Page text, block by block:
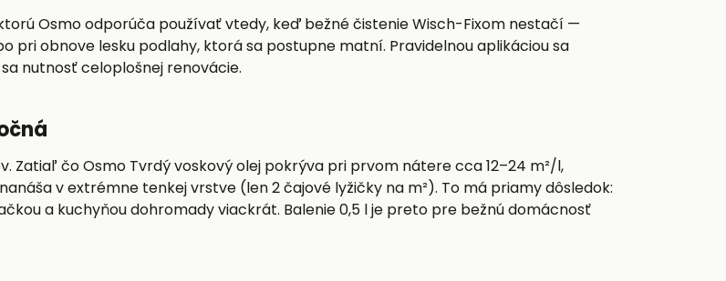
Osmo odporúča používať vtedy, keď bežné čistenie Wisch-Fixom nestačí —
pri obnove lesku podlahy, ktorá sa postupne matní. Pravidelnou aplikáciou sa
nutnosť celoplošnej renovácie.
Zatiaľ čo Osmo Tvrdý voskový olej pokrýva pri prvom nátere cca 12–24 m²/l,
v extrémne tenkej vrstve (len 2 čajové lyžičky na m²). To má priamy dôsledok:
a kuchyňou dohromady viackrát. Balenie 0,5 l je preto pre bežnú domácnosť